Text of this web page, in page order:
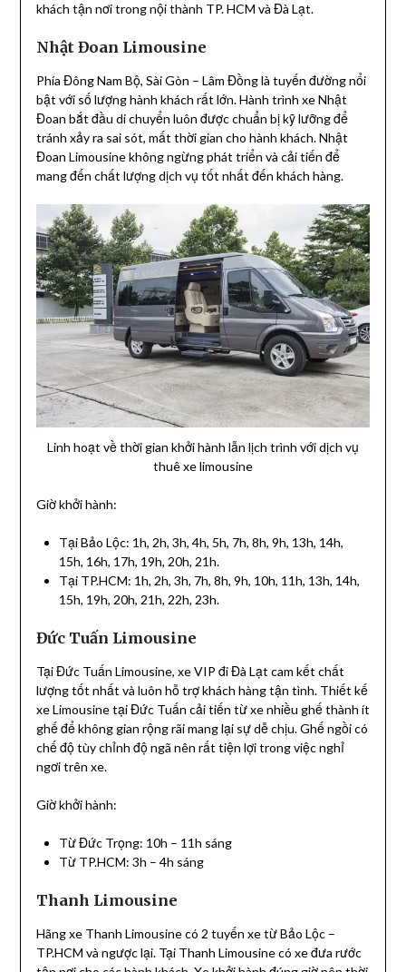
khách tận nơi trong nội thành TP. HCM và Đà Lạt.
Nhật Đoan Limousine
Phía Đông Nam Bộ, Sài Gòn – Lâm Đồng là tuyến đường nổi
bật với số lượng hành khách rất lớn. Hành trình xe Nhật
Đoan bắt đầu di chuyển luôn được chuẩn bị kỹ lưỡng để
tránh xảy ra sai sót, mất thời gian cho hành khách. Nhật
Đoan Limousine không ngừng phát triển và cải tiến để
mang đến chất lượng dịch vụ tốt nhất đến khách hàng.
Linh hoạt về thời gian khởi hành lẫn lịch trình với dịch vụ
thuê xe limousine
Giờ khởi hành:
Tại Bảo Lộc: 1h, 2h, 3h, 4h, 5h, 7h, 8h, 9h, 13h, 14h,
15h, 16h, 17h, 19h, 20h, 21h.
Tại TP.HCM: 1h, 2h, 3h, 7h, 8h, 9h, 10h, 11h, 13h, 14h,
15h, 19h, 20h, 21h, 22h, 23h.
Đức Tuấn Limousine
Tại Đức Tuấn Limousine, xe VIP đi Đà Lạt cam kết chất
lượng tốt nhất và luôn hỗ trợ khách hàng tận tình. Thiết kế
xe Limousine tại Đức Tuấn cải tiến từ xe nhiều ghế thành ít
ghế để không gian rộng rãi mang lại sự dễ chịu. Ghế ngồi có
chế độ tùy chỉnh độ ngã nên rất tiện lợi trong việc nghỉ
ngơi trên xe.
Giờ khởi hành:
Từ Đức Trọng: 10h – 11h sáng
Từ TP.HCM: 3h – 4h sáng
Thanh Limousine
Hãng xe Thanh Limousine có 2 tuyến xe từ Bảo Lộc –
TP.HCM và ngược lại. Tại Thanh Limousine có xe đưa rước